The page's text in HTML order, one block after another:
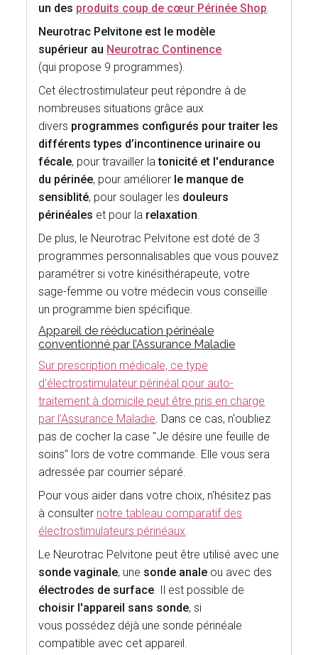
un des produits coup de cœur Périnée Shop.
Neurotrac Pelvitone est le modèle
supérieur au Neurotrac Continence
(qui propose 9 programmes).
Cet électrostimulateur peut répondre à de
nombreuses situations grâce aux
divers programmes configurés pour traiter les
différents types d’incontinence urinaire ou
fécale, pour travailler latonicité et l'endurance
du périnée, pour améliorer le manque de
sensiblité, pour soulager les douleurs
périnéales et pour la relaxation.
De plus, le Neurotrac Pelvitone est doté de 3
programmes personnalisables que vous pouvez
paramétrer si votre kinésithérapeute, votre
sage-femme ou votre médecin vous conseille
un programme bien spécifique.
Appareil de rééducation périnéale
conventionné par l’Assurance Maladie
Sur prescription médicale, ce type
d'électrostimulateur périnéal pour auto-
traitement à domicile peut être pris en charge
par l’Assurance Maladie. Dans ce cas, n'oubliez
pas de cocher la case "Je désire une feuille de
soins" lors de votre commande. Elle vous sera
adressée par courrier séparé.
Pour vous aider dans votre choix, n'hésitez pas
à consulter notre tableau comparatif des
électrostimulateurs périnéaux.
Le Neurotrac Pelvitone peut être utilisé avec une
sonde vaginale, une sonde anale ou avec des
électrodes de surface. Il est possible de
choisir l'appareil sans sonde, si
vous possédez déjà une sonde périnéale
compatible avec cet appareil.